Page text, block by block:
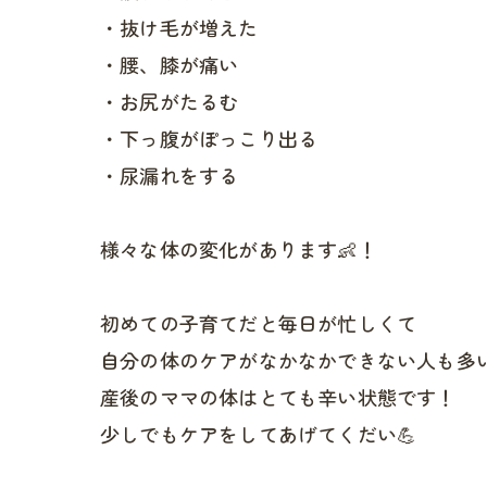
・抜け毛が増えた
・腰、膝が痛い
・お尻がたるむ
・下っ腹がぽっこり出る
・尿漏れをする
様々な体の変化があります👶！
初めての子育てだと毎日が忙しくて
自分の体のケアがなかなかできない人も多
産後のママの体はとても辛い状態です！
少しでもケアをしてあげてくだい💪